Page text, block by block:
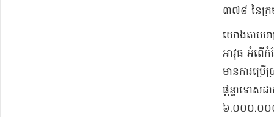
៣៧៨ នៃ​ក្រ
យោងតាម​មា
អាវុធ អំពើ​កំ
មានការ​ប្រ
ផ្តន្ទាទោ
៦.០០០.០០០